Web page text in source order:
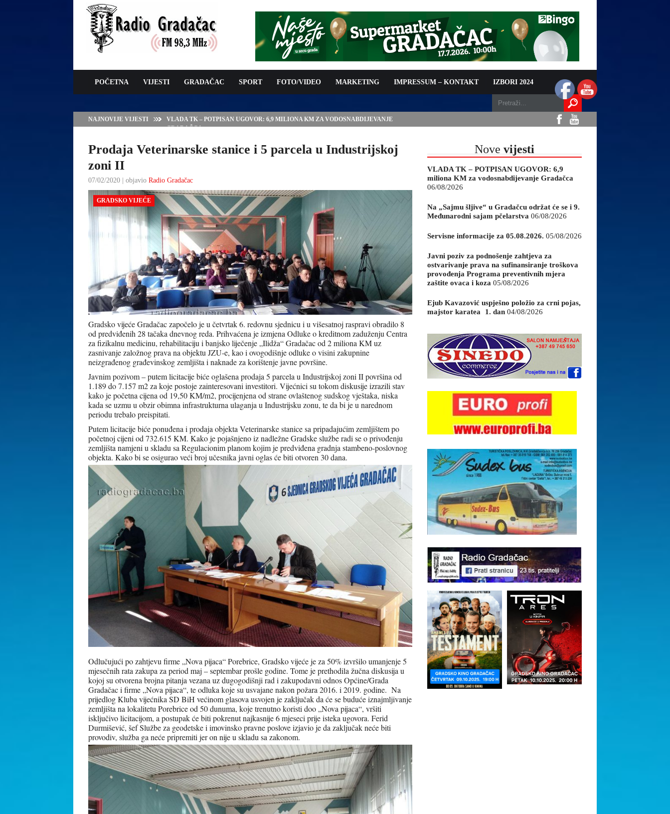
POČETNA VIJESTI GRADAČAC SPORT FOTO/VIDEO MARKETING IMPRESSUM – KONTAKT IZBORI 2024
NAJNOVIJE VIJESTI
VLADA TK – POTPISAN UGOVOR: 6,9 MILIONA KM ZA VODOSNABDIJEVANJE
GRADAČCA
Prodaja Veterinarske stanice i 5 parcela u Industrijskoj
zoni II
07/02/2020 | objavio Radio Gradačac
GRADSKO VIJEĆE
Gradsko vijeće Gradačac započelo je u četvrtak 6. redovnu sjednicu i u višesatnoj raspravi obradilo 8
od predviđenih 28 tačaka dnevnog reda. Prihvaćena je izmjena Odluke o kreditnom zaduženju Centra
za fizikalnu medicinu, rehabilitaciju i banjsko liječenje „Ilidža“ Gradačac od 2 miliona KM uz
zasnivanje založnog prava na objektu JZU-e, kao i ovogodišnje odluke o visini zakupnine
neizgrađenog građevinskog zemljišta i naknade za korištenje javne površine.
Javnim pozivom – putem licitacije biće oglašena prodaja 5 parcela u Industrijskoj zoni II površina od
1.189 do 7.157 m2 za koje postoje zainteresovani investitori. Vijećnici su tokom diskusije izrazili stav
kako je početna cijena od 19,50 KM/m2, procijenjena od strane ovlaštenog sudskog vještaka, niska
kada se uzmu u obzir obimna infrastrukturna ulaganja u Industrijsku zonu, te da bi je u narednom
periodu trebalo preispitati.
Putem licitacije biće ponuđena i prodaja objekta Veterinarske stanice sa pripadajućim zemljištem po
početnoj cijeni od 732.615 KM. Kako je pojašnjeno iz nadležne Gradske službe radi se o privođenju
zemljišta namjeni u skladu sa Regulacionim planom kojim je predviđena gradnja stambeno-poslovnog
objekta. Kako bi se osigurao veći broj učesnika javni oglas će biti otvoren 30 dana.
Odlučujući po zahtjevu firme „Nova pijaca“ Porebrice, Gradsko vijeće je za 50% izvršilo umanjenje 5
mjesečnih rata zakupa za period maj – septembar prošle godine. Tome je prethodila žučna diskusija u
kojoj su otvorena brojna pitanja vezana uz dugogodišnji rad i zakupodavni odnos Općine/Grada
Gradačac i firme „Nova pijaca“, te odluka koje su usvajane nakon požara 2016. i 2019. godine. Na
prijedlog Kluba vijećnika SD BiH većinom glasova usvojen je zaključak da će se buduće iznajmljivanje
zemljišta na lokalitetu Porebrice od 50 dunuma, koje trenutno koristi doo „Nova pijaca“, vršiti
isključivo licitacijom, a postupak će biti pokrenut najkasnije 6 mjeseci prije isteka ugovora. Ferid
Durmišević, šef Službe za geodetske i imovinsko pravne poslove izjavio je da zaključak neće biti
provodiv, služba ga neće pripremiti jer on nije u skladu sa zakonom.
Nove vijesti
VLADA TK – POTPISAN UGOVOR: 6,9
miliona KM za vodosnabdijevanje Gradačca
06/08/2026
Na „Sajmu šljive“ u Gradačcu održat će se i 9.
Međunarodni sajam pčelarstva 06/08/2026
Servisne informacije za 05.08.2026. 05/08/2026
Javni poziv za podnošenje zahtjeva za
ostvarivanje prava na sufinansiranje troškova
provođenja Programa preventivnih mjera
zaštite ovaca i koza 05/08/2026
Ejub Kavazović uspješno položio za crni pojas,
majstor karatea 1. dan 04/08/2026